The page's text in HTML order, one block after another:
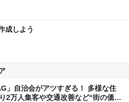
成しよう
」自治会がアツすぎる！ 多様な住
2万人集客や交通改善など“街の価値